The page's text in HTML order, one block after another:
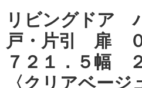
リビングドア
戸・片引 扉
７２１．５幅
〈クリアベー